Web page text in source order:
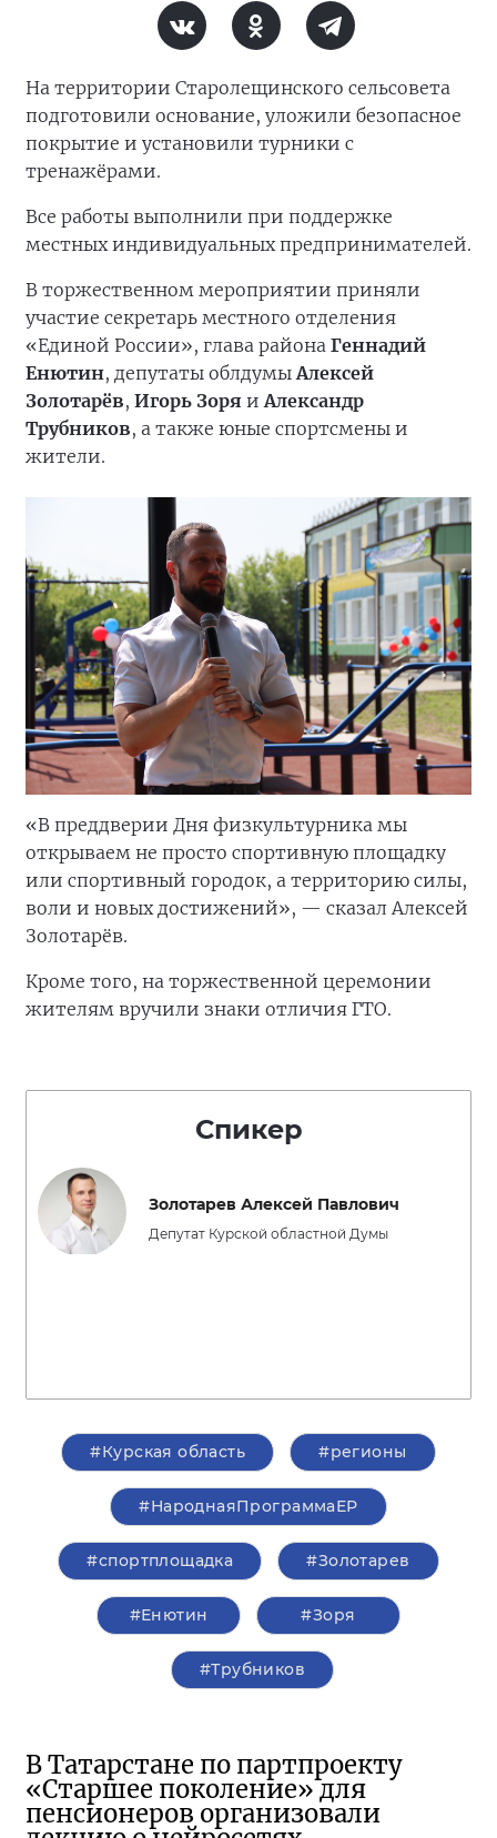
На территории Старолещинского сельсовета
подготовили основание, уложили безопасное
покрытие и установили турники с
тренажёрами.
Все работы выполнили при поддержке
местных индивидуальных предпринимателей.
В торжественном мероприятии приняли
участие секретарь местного отделения
«Единой России», глава района Геннадий
Енютин, депутаты облдумыАлексей
Золотарёв, Игорь Зоря иАлександр
Трубников, а также юные спортсмены и
жители.
«В преддверии Дня физкультурника мы
открываем не просто спортивную площадку
или спортивный городок, а территорию силы,
воли и новых достижений», — сказал Алексей
Золотарёв.
Кроме того, на торжественной церемонии
жителям вручили знаки отличия ГТО.
Спикер
Золотарев Алексей Павлович
Депутат Курской областной Думы
#Курская область #регионы
#НароднаяПрограммаЕР
#спортплощадка #Золотарев
#Енютин #Зоря
#Трубников
В Татарстане по партпроекту
«Старшее поколение» для
пенсионеров организовали